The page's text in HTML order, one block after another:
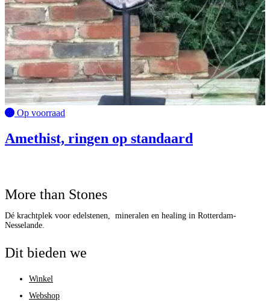
Op voorraad
Amethist, ringen op standaard
More than Stones
Dé krachtplek voor edelstenen, mineralen en healing in Rotterdam-
Nesselande.
Dit bieden we
Winkel
Webshop